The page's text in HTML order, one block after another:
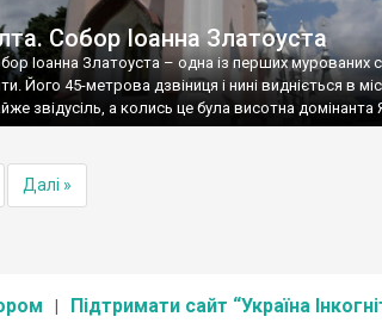
Собор Іоанна Златоуста
Іоанна Златоуста – одна із перших мурованих
Його 45-метрова дзвіниця і нині видніється в
звідусіль, а колись це була висотна домінанта
Далі »
Підтримати сайт “Україна